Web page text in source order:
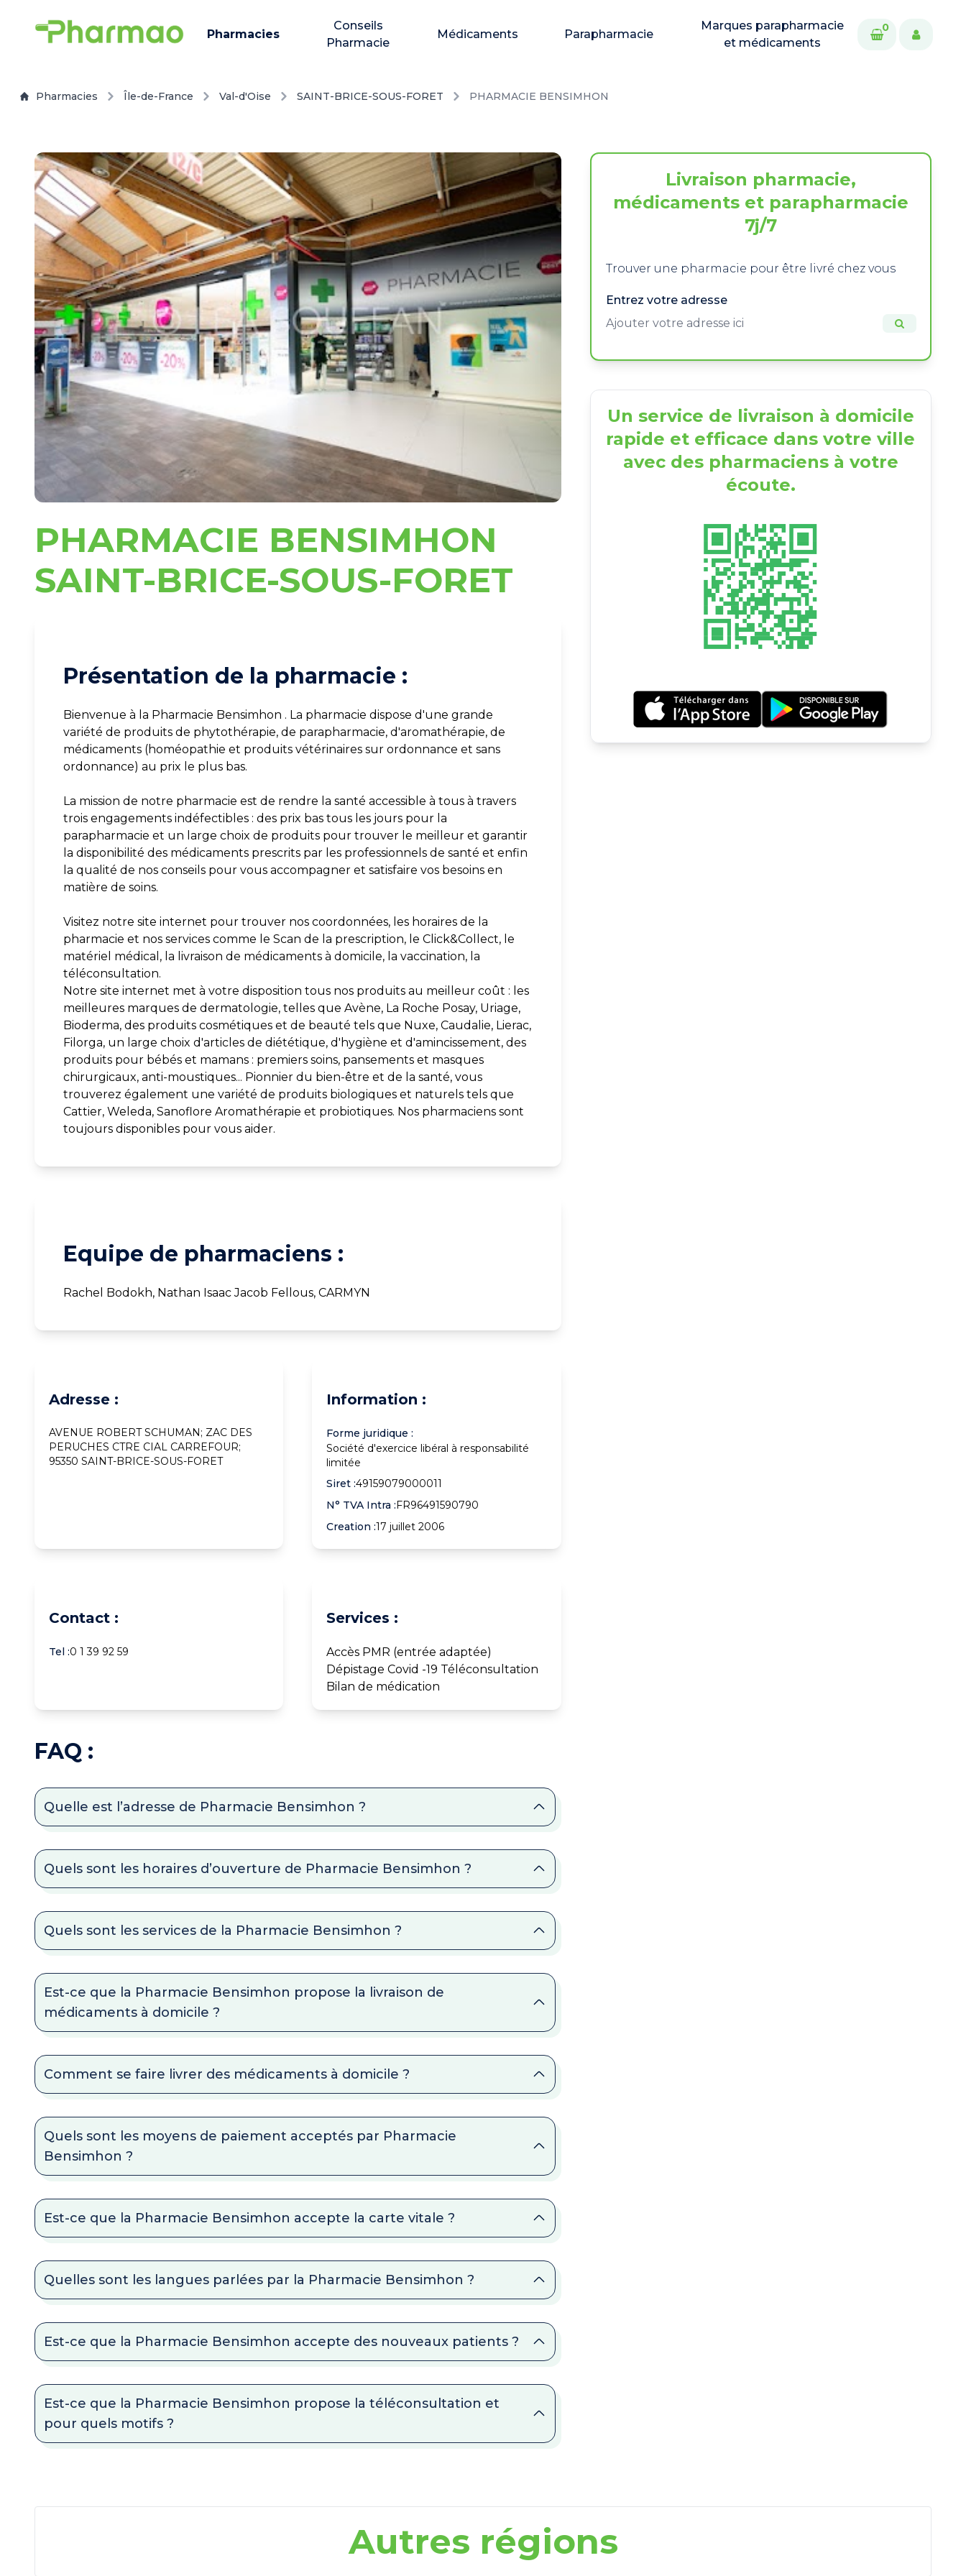
Pharmacies
Conseils
Pharmacie
Médicaments Parapharmacie
Marques parapharmacie
et médicaments
0
Pharmacies Île-de-France Val-d'Oise SAINT-BRICE-SOUS-FORET PHARMACIE BENSIMHON
PHARMACIE BENSIMHON
SAINT-BRICE-SOUS-FORET
Présentation de la pharmacie :
Bienvenue à la Pharmacie Bensimhon . La pharmacie dispose d'une grande
variété de produits de phytothérapie, de parapharmacie, d'aromathérapie, de
médicaments (homéopathie et produits vétérinaires sur ordonnance et sans
ordonnance) au prix le plus bas.
La mission de notre pharmacie est de rendre la santé accessible à tous à travers
trois engagements indéfectibles : des prix bas tous les jours pour la
parapharmacie et un large choix de produits pour trouver le meilleur et garantir
la disponibilité des médicaments prescrits par les professionnels de santé et enfin
la qualité de nos conseils pour vous accompagner et satisfaire vos besoins en
matière de soins.
Visitez notre site internet pour trouver nos coordonnées, les horaires de la
pharmacie et nos services comme le Scan de la prescription, le Click&Collect, le
matériel médical, la livraison de médicaments à domicile, la vaccination, la
téléconsultation.
Notre site internet met à votre disposition tous nos produits au meilleur coût : les
meilleures marques de dermatologie, telles que Avène, La Roche Posay, Uriage,
Bioderma, des produits cosmétiques et de beauté tels que Nuxe, Caudalie, Lierac,
Filorga, un large choix d'articles de diététique, d'hygiène et d'amincissement, des
produits pour bébés et mamans : premiers soins, pansements et masques
chirurgicaux, anti-moustiques... Pionnier du bien-être et de la santé, vous
trouverez également une variété de produits biologiques et naturels tels que
Cattier, Weleda, Sanoflore Aromathérapie et probiotiques. Nos pharmaciens sont
toujours disponibles pour vous aider.
Equipe de pharmaciens :
Rachel Bodokh, Nathan Isaac Jacob Fellous, CARMYN
Adresse :
AVENUE ROBERT SCHUMAN; ZAC DES
PERUCHES CTRE CIAL CARREFOUR;
95350 SAINT-BRICE-SOUS-FORET
Information :
Forme juridique :
Société d'exercice libéral à responsabilité
limitée
Siret :49159079000011
N° TVA Intra :FR96491590790
Creation :17 juillet 2006
Contact :
Tel :0 1 39 92 59
Services :
Accès PMR (entrée adaptée)
Dépistage Covid -19 Téléconsultation
Bilan de médication
FAQ :
Quelle est l’adresse de Pharmacie Bensimhon ?
Quels sont les horaires d’ouverture de Pharmacie Bensimhon ?
Quels sont les services de la Pharmacie Bensimhon ?
Est-ce que la Pharmacie Bensimhon propose la livraison de
médicaments à domicile ?
Comment se faire livrer des médicaments à domicile ?
Quels sont les moyens de paiement acceptés par Pharmacie
Bensimhon ?
Est-ce que la Pharmacie Bensimhon accepte la carte vitale ?
Quelles sont les langues parlées par la Pharmacie Bensimhon ?
Est-ce que la Pharmacie Bensimhon accepte des nouveaux patients ?
Est-ce que la Pharmacie Bensimhon propose la téléconsultation et
pour quels motifs ?
Livraison pharmacie,
médicaments et parapharmacie
7j/7
Trouver une pharmacie pour être livré chez vous
Entrez votre adresse
Un service de livraison à domicile
rapide et efficace dans votre ville
avec des pharmaciens à votre
écoute.
Autres régions